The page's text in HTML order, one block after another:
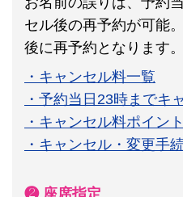
セル後の再予約が可能
後に再予約となります。
・キャンセル料一覧
・予約当日23時までキ
・キャンセル料ポイン
・キャンセル・変更手
❷ 座席指定